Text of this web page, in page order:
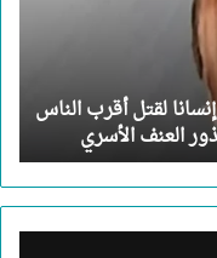
لقتل أقرب الناس
العنف الأسري